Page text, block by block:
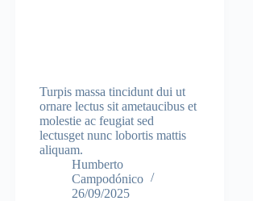
Turpis massa tincidunt dui ut
ornare lectus sit ametaucibus et
molestie ac feugiat sed
lectusget nunc lobortis mattis
aliquam.
Humberto
Campodónico
26/09/2025